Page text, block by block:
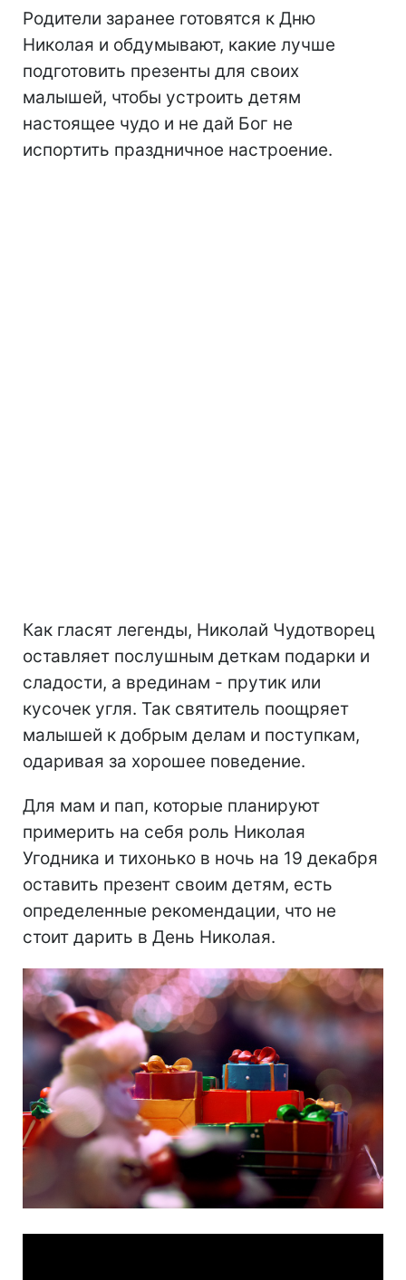
Родители заранее готовятся к Дню
Николая и обдумывают, какие лучше
подготовить презенты для своих
малышей, чтобы устроить детям
настоящее чудо и не дай Бог не
испортить праздничное настроение.
Как гласят легенды, Николай Чудотворец
оставляет послушным деткам подарки и
сладости, а врединам - прутик или
кусочек угля. Так святитель поощряет
малышей к добрым делам и поступкам,
одаривая за хорошее поведение.
Для мам и пап, которые планируют
примерить на себя роль Николая
Угодника и тихонько в ночь на 19 декабря
оставить презент своим детям, есть
определенные рекомендации, что не
стоит дарить в День Николая.